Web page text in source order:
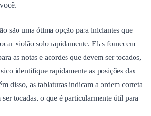
são uma ótima opção para iniciantes que
violão solo rapidamente. Elas fornecem
as notas e acordes que devem ser tocados,
identifique rapidamente as posições das
disso, as tablaturas indicam a ordem correta
ser tocadas, o que é particularmente útil para